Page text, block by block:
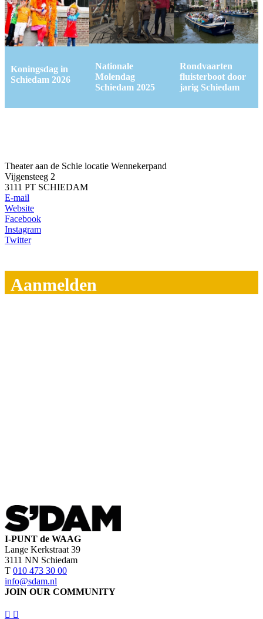
Koningsdag in
Schiedam 2026
Nationale
Molendag
Schiedam 2025
Rondvaarten
fluisterboot door
jarig Schiedam
Theater aan de Schie locatie Wennekerpand
Vijgensteeg 2
3111 PT SCHIEDAM
E-mail
Website
Facebook
Instagram
Twitter
Aanmelden
I-PUNT de WAAG
Lange Kerkstraat 39
3111 NN Schiedam
T 010 473 30 00
info@sdam.nl
JOIN OUR COMMUNITY